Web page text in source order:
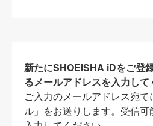
新たにSHOEISHA iDをご登
るメールアドレスを入力して
ご入力のメールアドレス宛
ル」をお送りします。受信